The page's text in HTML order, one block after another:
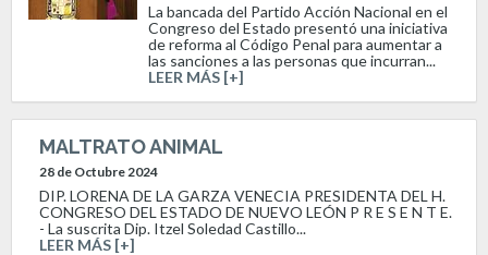
La bancada del Partido Acción Nacional en el
Congreso del Estado presentó una iniciativa
de reforma al Código Penal para aumentar a
las sanciones a las personas que incurran...
LEER MÁS [+]
MALTRATO ANIMAL
28 de Octubre 2024
DIP. LORENA DE LA GARZA VENECIA PRESIDENTA DEL H.
CONGRESO DEL ESTADO DE NUEVO LEÓN P R E S E N T E.
- La suscrita Dip. Itzel Soledad Castillo...
LEER MÁS [+]